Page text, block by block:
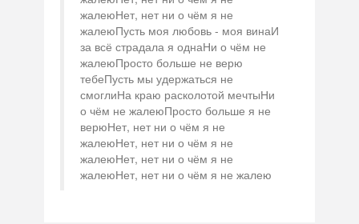
жалеюНет, нет ни о чём я не
жалеюПусть моя любовь - моя винаИ
за всё страдала я однаНи о чём не
жалеюПросто больше не верю
тебеПусть мы удержаться не
смоглиНа краю расколотой мечтыНи
о чём не жалеюПросто больше я не
верюНет, нет ни о чём я не
жалеюНет, нет ни о чём я не
жалеюНет, нет ни о чём я не
жалеюНет, нет ни о чём я не жалею